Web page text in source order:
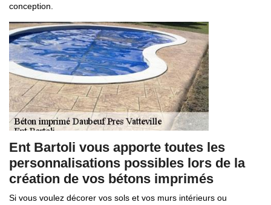
conception.
Ent Bartoli vous apporte toutes les
personnalisations possibles lors de la
création de vos bétons imprimés
Si vous voulez décorer vos sols et vos murs intérieurs ou